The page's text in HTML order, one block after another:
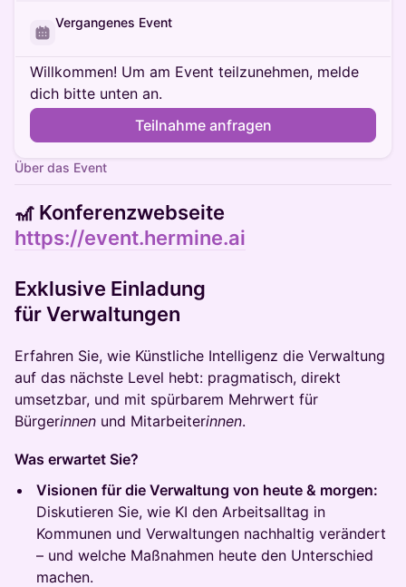
Vergangenes Event
Willkommen! Um am Event teilzunehmen, melde
dich bitte unten an.
Teilnahme anfragen
Über das Event
🎢 Konferenzwebseite
https://event.hermine.ai
Exklusive Einladung
für Verwaltungen
Erfahren Sie, wie Künstliche Intelligenz die Verwaltung
auf das nächste Level hebt: pragmatisch, direkt
umsetzbar, und mit spürbarem Mehrwert für
Bürgerinnen und Mitarbeiterinnen.
Was erwartet Sie?
Visionen für die Verwaltung von heute & morgen:
Diskutieren Sie, wie KI den Arbeitsalltag in
Kommunen und Verwaltungen nachhaltig verändert
– und welche Maßnahmen heute den Unterschied
machen.